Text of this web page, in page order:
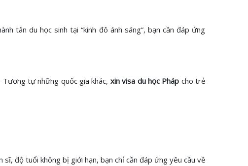
tân du học sinh tại “kinh đô ánh sáng”, bạn cần đáp ứng
tự những quốc gia khác, xin visa du học Pháp cho trẻ
độ tuổi không bị giới hạn, bạn chỉ cần đáp ứng yêu cầu về